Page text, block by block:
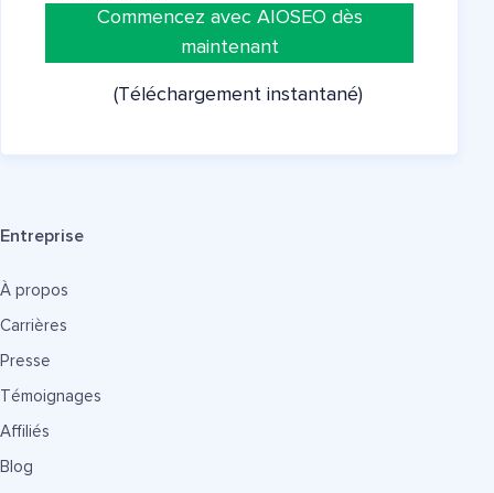
Commencez avec AIOSEO dès
maintenant
(Téléchargement instantané)
Entreprise
À propos
Carrières
Presse
Témoignages
Affiliés
Blog